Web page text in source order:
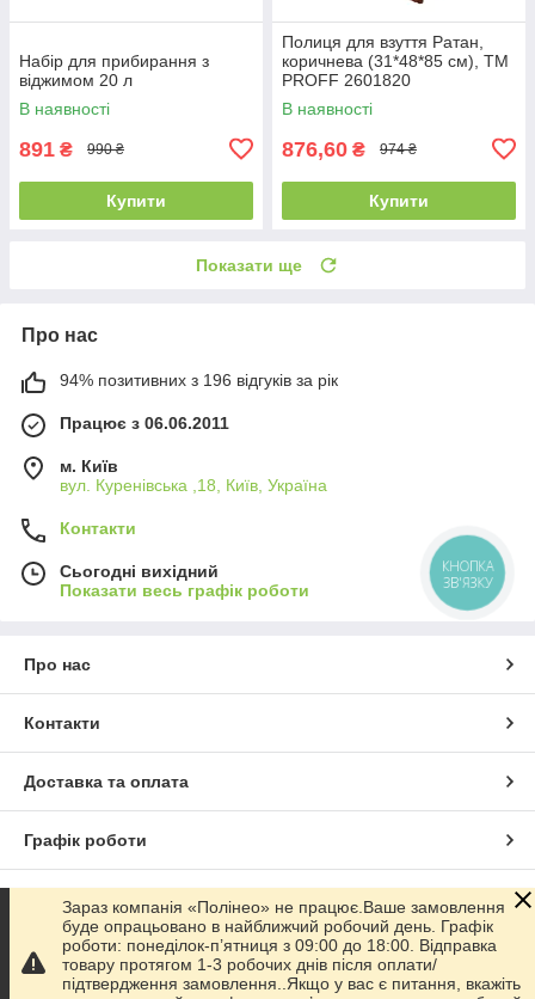
Набір для прибирання з
віджимом 20 л
В наявності
891 ₴ 990 ₴
Купити
Полиця для взуття Ратан,
коричнева (31*48*85 см), ТМ
PROFF 2601820
В наявності
876,60 ₴ 974 ₴
Купити
Показати ще
Про нас
94% позитивних з 196 відгуків за рік
Працює з 06.06.2011
м. Київ
вул. Куренівська ,18, Київ, Україна
Контакти
Сьогодні вихідний
Показати весь графік роботи
Про нас
Контакти
Доставка та оплата
Графік роботи
Повна версія сайту
Сайт створено на маркетплейсі Prom.ua
Зараз компанія «Полінео» не працює.Ваше замовлення
буде опрацьовано в найближчий робочий день. Графік
роботи: понеділок-п’ятниця з 09:00 до 18:00. Відправка
товару протягом 1-3 робочих днів після оплати/
підтвердження замовлення..Якщо у вас є питання, вкажіть
КНОПКА
ЗВ'ЯЗКУ